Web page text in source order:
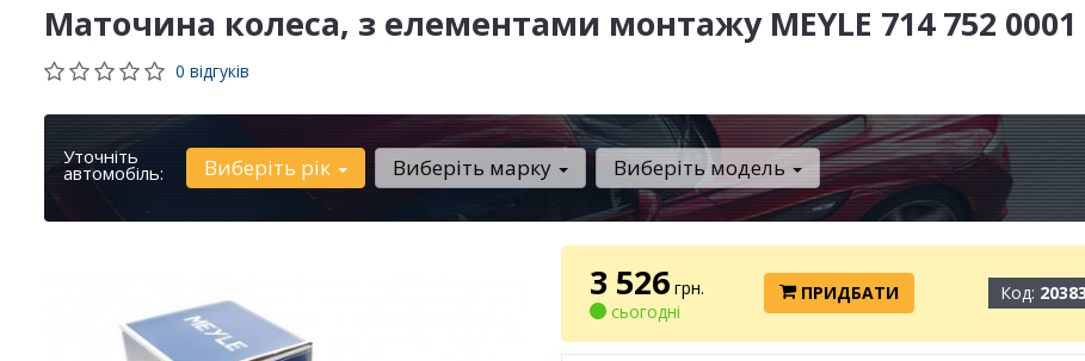
Маточина колеса, з елементами монтажу MEYLE 714 752 0001
0 відгуків
Уточніть
автомобіль: Виберіть рік Виберіть марку Виберіть модель
3 526 грн.
сьогодні
ПРИДБАТИ Код: